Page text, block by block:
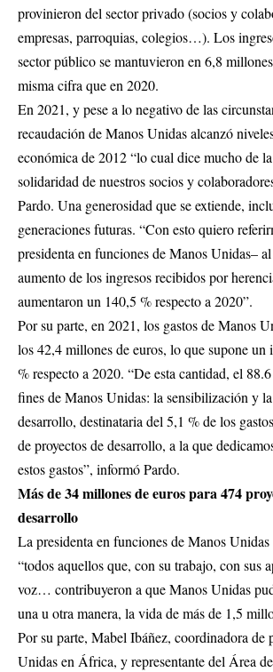
provinieron del sector privado (socios y
empresas, parroquias, colegios…). Los
sector público se mantuvieron en 6,8
misma cifra que en 2020.
En 2021, y pese a lo negativo de las
recaudación de Manos Unidas alcanzó
económica de 2012 “lo cual dice mucho de
solidaridad de nuestros socios y
Pardo. Una generosidad que se extiende,
generaciones futuras. “Con esto quiero
presidenta en funciones de Manos Unidas–
aumento de los ingresos recibidos por
aumentaron un 140,5 % respecto a 2020”.
Por su parte, en 2021, los gastos de Manos
los 42,4 millones de euros, lo que supone un
% respecto a 2020. “De esta cantidad, el
fines de Manos Unidas: la sensibilización y
desarrollo, destinataria del 5,1 % de los
de proyectos de desarrollo, a la que
estos gastos”, informó Pardo.
Más de 34 millones de euros para 474
desarrollo
La presidenta en funciones de Manos
“todos aquellos que, con su trabajo, con sus
voz… contribuyeron a que Manos Unidas
una u otra manera, la vida de más de 1,5
Por su parte, Mabel Ibáñez, coordinadora de
Unidas en África, y representante del Área